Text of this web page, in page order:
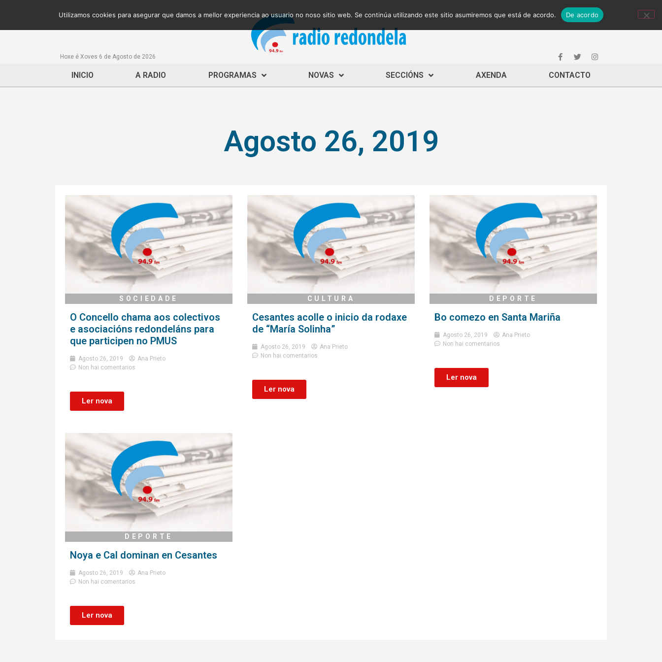
Hoxe é Xoves 6 de Agosto de 2026
INICIO A RADIO PROGRAMAS NOVAS SECCIÓNS AXENDA CONTACTO
Agosto 26, 2019
SOCIEDADE
O Concello chama aos colectivos
e asociacións redondeláns para
que participen no PMUS
Agosto 26, 2019
Ana Prieto
Non hai comentarios
Ler nova
CULTURA
Cesantes acolle o inicio da rodaxe
de “María Solinha”
Agosto 26, 2019
Ana Prieto
Non hai comentarios
Ler nova
DEPORTE
Bo comezo en Santa Mariña
Agosto 26, 2019
Ana Prieto
Non hai comentarios
Ler nova
DEPORTE
Noya e Cal dominan en Cesantes
Agosto 26, 2019
Ana Prieto
Non hai comentarios
Ler nova
Utilizamos cookies para asegurar que damos a mellor experiencia ao usuario no noso sitio web. Se continúa utilizando este sitio asumiremos que está de acordo. De acordo